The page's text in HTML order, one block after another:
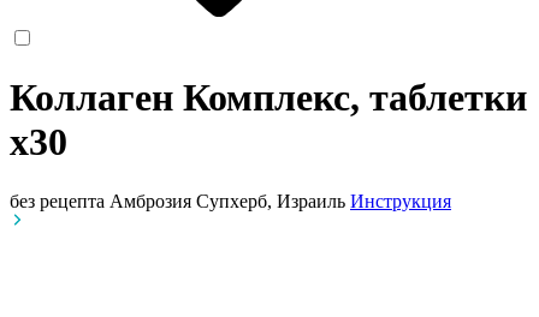
Коллаген Комплекс, таблетки
x30
без рецепта Амброзия Супхерб, Израиль Инструкция